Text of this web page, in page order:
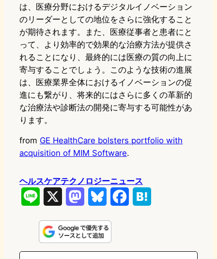
は、医療分野におけるデジタルイノベーション
のリーダーとしての地位をさらに強化すること
が期待されます。また、医療従事者と患者にと
って、より効率的で効果的な治療方法が提供さ
れることになり、最終的には医療の質の向上に
寄与することでしょう。このような技術の進展
は、医療業界全体におけるイノベーションの促
進にも繋がり、将来的にはさらに多くの革新的
な治療法や診断法の開発に寄与する可能性があ
ります。
from GE HealthCare bolsters portfolio with
acquisition of MIM Software.
ヘルスケアテクノロジーニュース
n
e
s
t
u
e
e
e